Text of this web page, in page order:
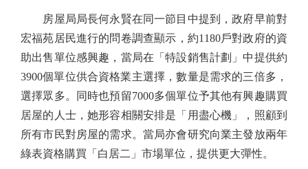
房屋局局長何永賢在同一節目中提到，政府早前對
宏福苑居民進行的問卷調查顯示，約1180戶對政府的資
助出售單位感興趣，當局在「特設銷售計劃」中提供約
3900個單位供合資格業主選擇，數量是需求的三倍多，
選擇眾多。同時也預留7000多個單位予其他有興趣購買
居屋的人士，她形容相關安排是「用盡心機」，照顧到
所有市民對房屋的需求。當局亦會研究向業主發放兩年
綠表資格購買「白居二」市場單位，提供更大彈性。